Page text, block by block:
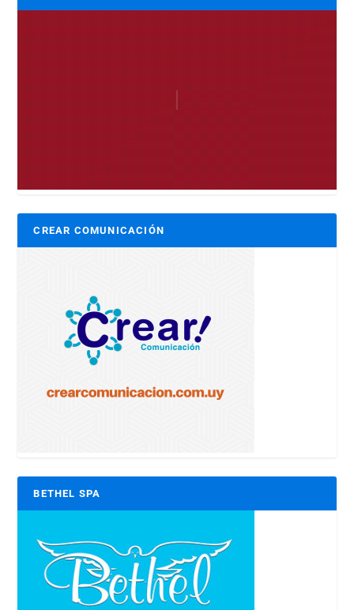
CREAR COMUNICACIÓN
BETHEL SPA